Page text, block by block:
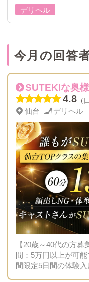
デリヘル
今月の回答
SUTEKIな奥
4.8 （
仙台 デリヘル
【20歳～40代の方
間：5万円以上が可
間限定5日間の体験